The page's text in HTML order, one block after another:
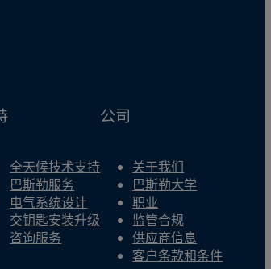
全天候技术支持
巴斯勒服务
电气系统设计
交钥匙安装升级
咨询服务
公司
关于我们
巴斯勒大学
职业
监管合规
供应商信息
客户条款和条件